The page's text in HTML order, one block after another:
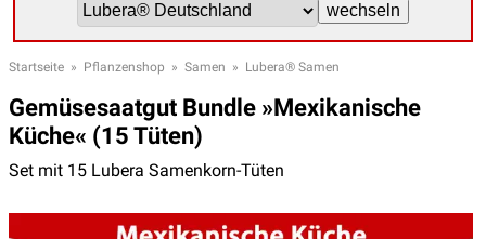
Startseite » Pflanzenshop » Samen » Lubera® Samen
Gemüsesaatgut Bundle »Mexikanische
Küche« (15 Tüten)
Set mit 15 Lubera Samenkorn-Tüten